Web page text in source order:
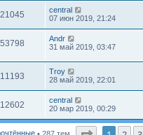
21045
central
07 июн 2019, 21:24
53798
Andr
31 май 2019, 03:47
11193
Troy
28 май 2019, 22:01
12602
central
20 мар 2019, 00:29
• 287 тем